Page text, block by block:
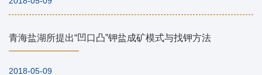
青海盐湖所提出“凹口凸”钾盐成矿模式与找钾方法
2018-05-09